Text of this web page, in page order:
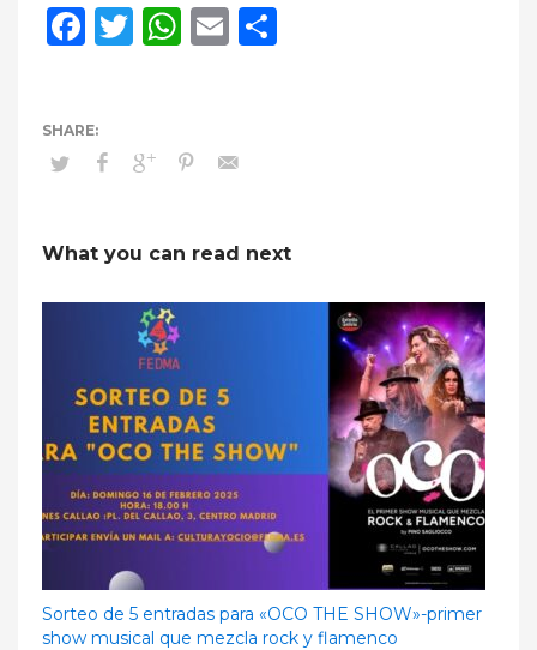
Facebook
Twitter
WhatsApp
Email
What you can read next
Sorteo de 5 entradas para «OCO THE SHOW»-primer
show musical que mezcla rock y flamenco